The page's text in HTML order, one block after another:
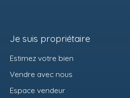
Je suis propriétaire
Estimez votre bien
Vendre avec nous
Espace vendeur